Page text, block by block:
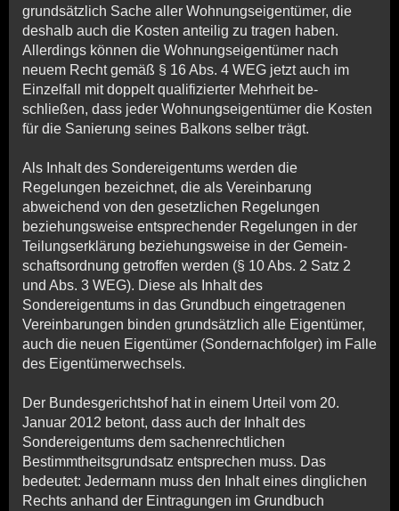
grundsätzlich Sache aller Woh­nungs­eigen­tümer, die
deshalb auch die Kosten an­teilig zu tragen haben.
Allerdings können die Woh­nungs­eigen­tü­mer nach
neuem Recht gemäß § 16 Abs. 4 WEG jetzt auch im
Ein­zel­fall mit doppelt qualifizierter Mehrheit be­
schließen, dass jeder Woh­nungs­eigen­tümer die Kosten
für die Sanierung seines Balkons selber trägt.
Als Inhaltdes Sondereigentums werden die
Regelungen be­zeich­net, die als Vereinbarung
abweichend von den ge­setz­li­chen Regelungen
beziehungsweise entsprechender Re­ge­lun­gen in der
Teilungserklärung beziehungsweise in der Ge­mein­
schafts­ord­nung getroffen werden (§ 10 Abs. 2 Satz 2
und Abs. 3 WEG). Diese als Inhalt des
Sondereigentums in das Grundbuch ein­ge­tragenen
Vereinbarungen binden grundsätzlich alle Eigentümer,
auch die neuen Eigentümer (Sondernachfolger) im Falle
des Ei­gen­tümerwechsels.
Der Bundesgerichtshof hat in einem Urteil vom 20.
Januar 2012 betont, dass auch der Inhalt des
Sondereigentums dem sachenrechtlichen
Bestimmtheitsgrundsatz entsprechen muss. Das
bedeutet: Jedermann muss den Inhalt eines dinglichen
Rechts anhand der Eintragungen im Grundbuch